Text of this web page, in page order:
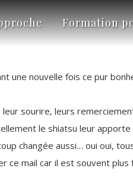
Formation
une nouvelle fois ce pur
sourire, leurs
le shiatsu leur apporte
changée aussi… oui oui,
ce mail car il est souvent